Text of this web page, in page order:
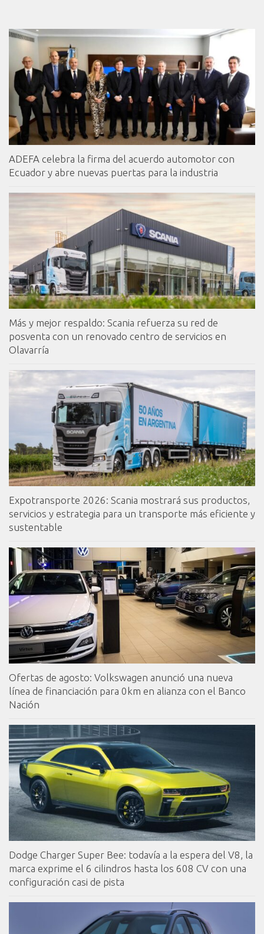
ADEFA celebra la firma del acuerdo automotor con
Ecuador y abre nuevas puertas para la industria
Más y mejor respaldo: Scania refuerza su red de
posventa con un renovado centro de servicios en
Olavarría
Expotransporte 2026: Scania mostrará sus productos,
servicios y estrategia para un transporte más eficiente y
sustentable
Ofertas de agosto: Volkswagen anunció una nueva
línea de financiación para 0km en alianza con el Banco
Nación
Dodge Charger Super Bee: todavía a la espera del V8, la
marca exprime el 6 cilindros hasta los 608 CV con una
configuración casi de pista